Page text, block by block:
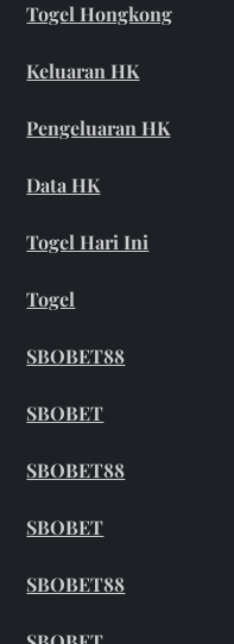
Togel Hongkong
Keluaran HK
Pengeluaran HK
Data HK
Togel Hari Ini
Togel
SBOBET88
SBOBET
SBOBET88
SBOBET
SBOBET88